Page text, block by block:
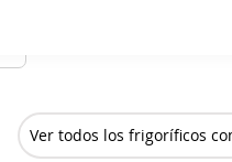
Ver todos los frigoríficos